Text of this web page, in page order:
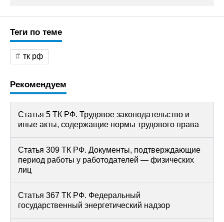
Теги по теме
тк рф
Рекомендуем
Статья 5 ТК РФ. Трудовое законодательство и
иные акты, содержащие нормы трудового права
Статья 309 ТК РФ. Документы, подтверждающие
период работы у работодателей — физических
лиц
Статья 367 ТК РФ. Федеральный
государственный энергетический надзор